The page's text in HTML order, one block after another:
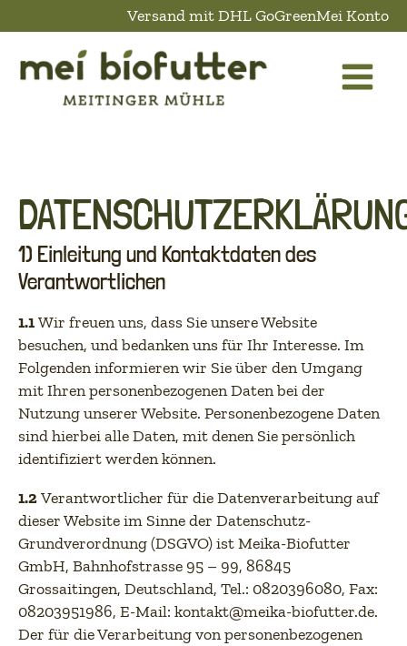
Versand mit DHL GoGreenMei Konto
1) Einleitung und Kontaktdaten des
Verantwortlichen
1.1Wir freuen uns, dass Sie unsere Website
besuchen, und bedanken uns für Ihr Interesse. Im
Folgenden informieren wir Sie über den Umgang
mit Ihren personenbezogenen Daten bei der
Nutzung unserer Website. Personenbezogene Daten
sind hierbei alle Daten, mit denen Sie persönlich
identifiziert werden können.
1.2Verantwortlicher für die Datenverarbeitung auf
dieser Website im Sinne der Datenschutz-
Grundverordnung (DSGVO) ist Meika-Biofutter
GmbH, Bahnhofstrasse 95 – 99, 86845
Grossaitingen, Deutschland, Tel.: 0820396080, Fax:
08203951986, E-Mail: kontakt@meika-biofutter.de.
Der für die Verarbeitung von personenbezogenen